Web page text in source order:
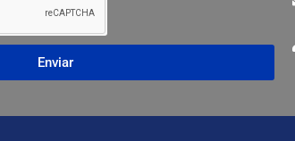
Enviar